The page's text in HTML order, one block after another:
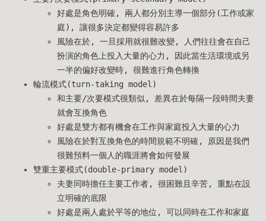
好處是角色明確, 兩人都分別主導一個部分(工作或家
庭), 讓很多決定都變得容易許多
風險在於, 一旦採用就很難改變, 人們往往會在自己
扮演的角色上投入大量的心力, 因此當生活環境或另
一半的偏好改變時, 很難進行角色轉換
輪流模式(turn-taking model)
和主要/次要模式很類似, 差異在於每隔一段時間夫妻
就會互換角色
好處是雙方都有機會在工作與家庭投入大量的心力
風險在於對互換角色的時間規範不明確, 原因是我們
很難預料一個人的職涯將會如何發展
雙重主要模式(double-primary model)
夫妻同時擔任主要工作者, 很困難且辛苦, 重點在設
立明確的底限
好處是兩人處於平等的地位, 可以同時在工作和家庭